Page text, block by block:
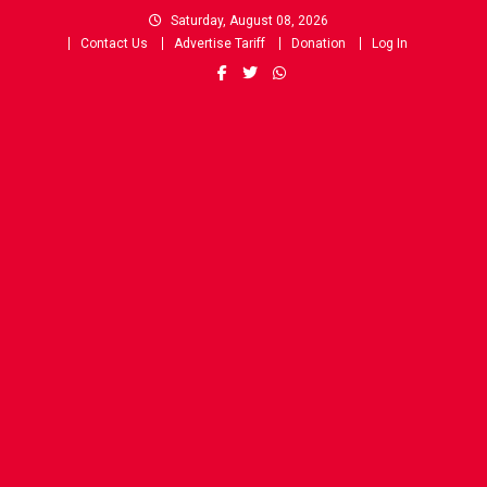
Saturday, August 08, 2026
Contact Us
Advertise Tariff Donation Log In